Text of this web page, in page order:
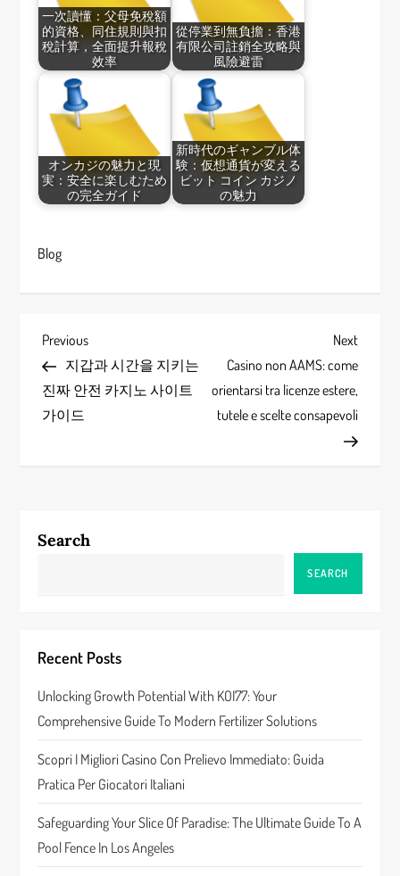
一次讀懂：父母免稅額
的資格、同住規則與扣
稅計算，全面提升報稅
效率
從停業到無負擔：香港
有限公司註銷全攻略與
風險避雷
オンカジの魅力と現
実：安全に楽しむため
の完全ガイド
新時代のギャンブル体
験：仮想通貨が変える
ビット コイン カジノ
の魅力
Blog
P
o
s
a
g
a
t
i
o
n
Previous
Post
Previous
지갑과 시간을 지키는
진짜 안전 카지노 사이트
가이드
Next
Post
Next
Casino non AAMS: come
orientarsi tra licenze estere,
tutele e scelte consapevoli
Search
SEARCH
Recent Posts
Unlocking Growth Potential With KOI77: Your
Comprehensive Guide To Modern Fertilizer Solutions
Scopri I Migliori Casino Con Prelievo Immediato: Guida
Pratica Per Giocatori Italiani
Safeguarding Your Slice Of Paradise: The Ultimate Guide To A
Pool Fence In Los Angeles